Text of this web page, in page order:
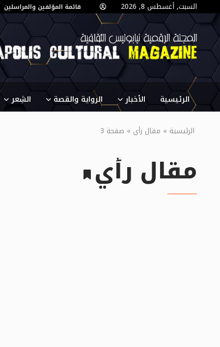
السبت, أغسطس 8, 2026 قائمة المؤلفين والمراسلين
الرئيسية الأخبار الرواية والقصة الشِعر
الرئيسية » مقال رأي » صفحة 3
مقال رأي